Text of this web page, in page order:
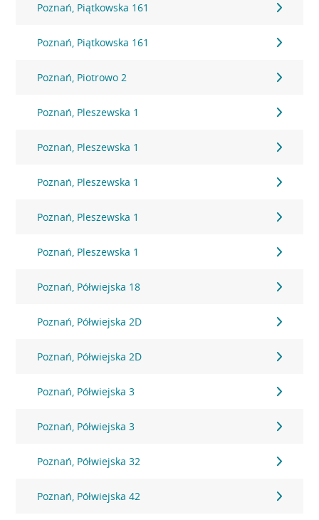
Poznań, Piątkowska 161
Poznań, Piątkowska 161
Poznań, Piotrowo 2
Poznań, Pleszewska 1
Poznań, Pleszewska 1
Poznań, Pleszewska 1
Poznań, Pleszewska 1
Poznań, Pleszewska 1
Poznań, Półwiejska 18
Poznań, Półwiejska 2D
Poznań, Półwiejska 2D
Poznań, Półwiejska 3
Poznań, Półwiejska 3
Poznań, Półwiejska 32
Poznań, Półwiejska 42